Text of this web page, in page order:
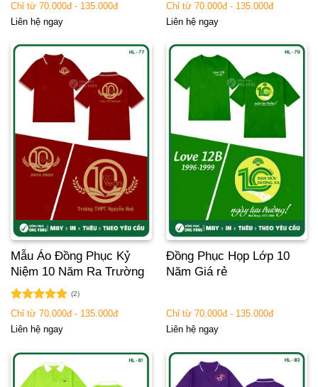
Chỉ từ 70.000đ - 135.000đ
Liên hệ ngay
Chỉ từ 70.000đ - 135.000đ
Liên hệ ngay
Mẫu Áo Đồng Phục Kỷ
Niệm 10 Năm Ra Trường
Được xếp
5 sao
(2)
Chỉ từ 70.000đ - 135.000đ
Liên hệ ngay
Đồng Phục Họp Lớp 10
Năm Giá rẻ
Chỉ từ 70.000đ - 135.000đ
Liên hệ ngay